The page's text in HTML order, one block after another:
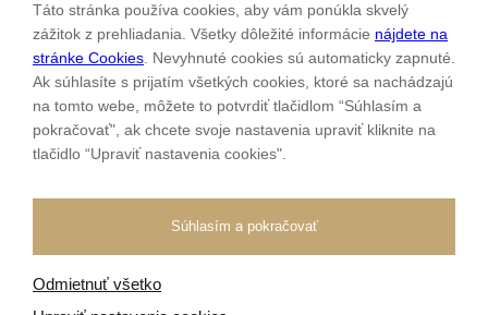
Kontakt
Sme rodinná firma a zameriavame sa na predaj hodiniek a
šperkov od roku 1994.
Pozrite sa na naše ďaľšie web stránky.
Všetky práva vyhradené
Tvorba e-shopovodBlueweb s.r.o.
Táto stránka používa cookies, aby vám ponúkla skvelý
zážitok z prehliadania. Všetky dôležité informácie nájdete na
stránke Cookies . Nevyhnuté cookies sú automaticky zapnuté.
Ak súhlasíte s prijatím všetkých cookies, ktoré sa nachádzajú
na tomto webe, môžete to potvrdiť tlačidlom “Súhlasím a
pokračovať", ak chcete svoje nastavenia upraviť kliknite na
tlačidlo “Upraviť nastavenia cookies".
Súhlasím a pokračovať
Odmietnuť všetko